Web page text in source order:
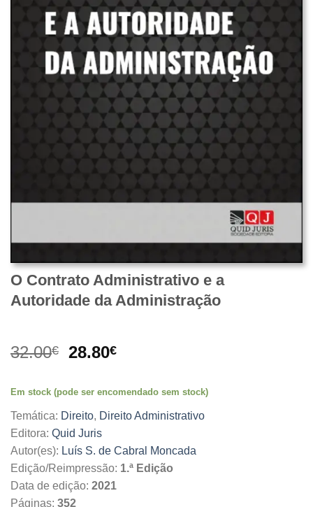
O Contrato Administrativo e a
Autoridade da Administração
32.00€
O
original
32.00€.
28.80€O
atual
28.80€.
Em stock (pode ser encomendado sem stock)
Temática: Direito, Direito Administrativo
Editora: Quid Juris
Autor(es): Luís S. de Cabral Moncada
Edição/Reimpressão: 1.ª Edição
Data de edição: 2021
Páginas: 352